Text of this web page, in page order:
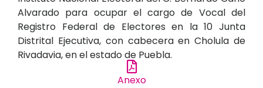
Alvarado para ocupar el cargo de Vocal del
Registro Federal de Electores en la 10 Junta
Distrital Ejecutiva, con cabecera en Cholula de
Rivadavia, en el estado de Puebla.
Anexo